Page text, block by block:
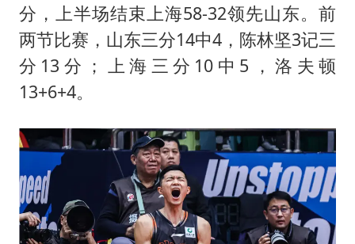
分，上半场结束上海58-32领先山东。前
两节比赛，山东三分14中4，陈林坚3记三
分13分；上海三分10中5，洛夫顿
13+6+4。